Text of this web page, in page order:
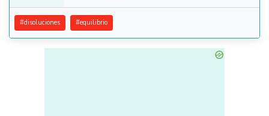
#disoluciones #equilibrio